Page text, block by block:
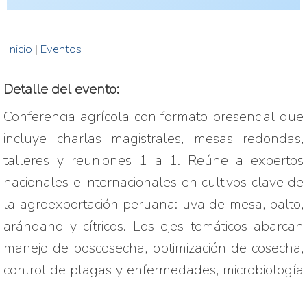
Inicio | Eventos |
Detalle del evento:
Conferencia agrícola con formato presencial que
incluye charlas magistrales, mesas redondas,
talleres y reuniones 1 a 1. Reúne a expertos
nacionales e internacionales en cultivos clave de
la agroexportación peruana: uva de mesa, palto,
arándano y cítricos. Los ejes temáticos abarcan
manejo de poscosecha, optimización de cosecha,
control de plagas y enfermedades, microbiología